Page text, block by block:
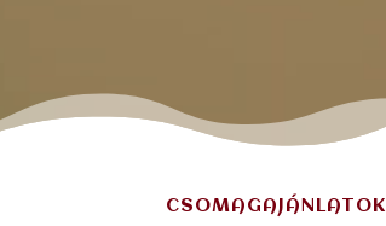
CSOMAGAJÁNLATOK